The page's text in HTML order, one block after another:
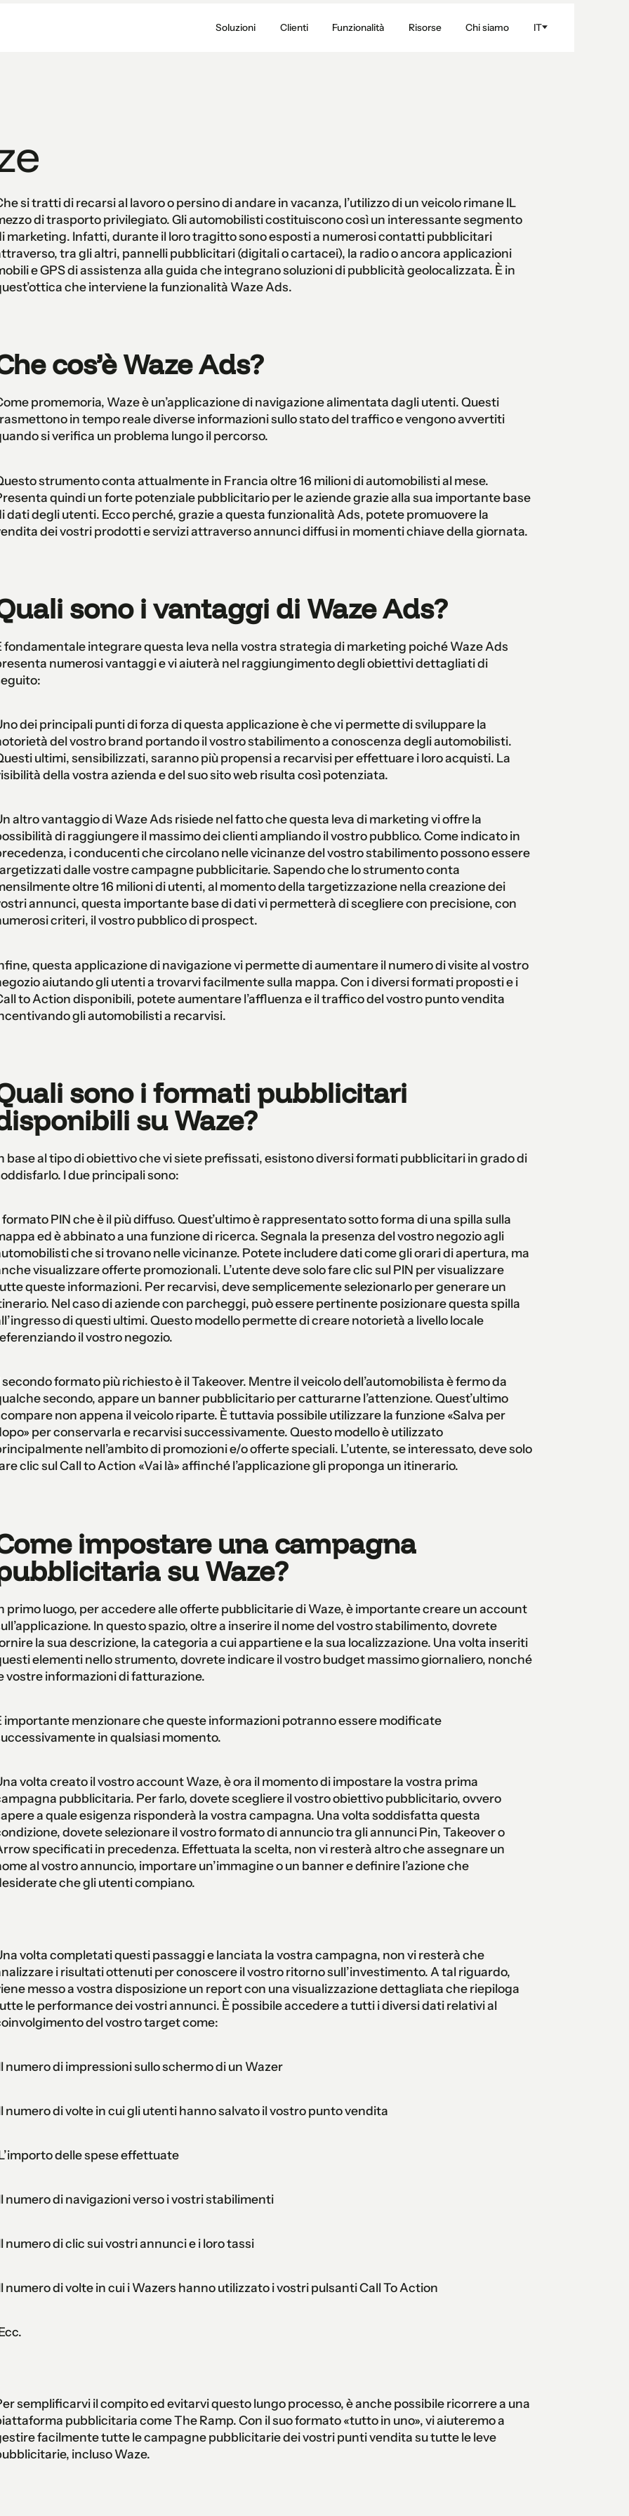
Soluzioni Clienti Funzionalità Risorse Chi siamo IT
si tratti di recarsi al lavoro o persino di andare in vacanza, l’utilizzo di un veicolo rimane IL
di trasporto privilegiato. Gli automobilisti costituiscono così un interessante segmento
marketing. Infatti, durante il loro tragitto sono esposti a numerosi contatti pubblicitari
tra gli altri, pannelli pubblicitari (digitali o cartacei), la radio o ancora applicazioni
e GPS di assistenza alla guida che integrano soluzioni di pubblicità geolocalizzata. È in
che interviene la funzionalità Waze Ads.
cos’è Waze Ads?
promemoria, Waze è un’applicazione di navigazione alimentata dagli utenti. Questi
in tempo reale diverse informazioni sullo stato del traffico e vengono avvertiti
si verifica un problema lungo il percorso.
strumento conta attualmente in Francia oltre 16 milioni di automobilisti al mese.
quindi un forte potenziale pubblicitario per le aziende grazie alla sua importante base
dati degli utenti. Ecco perché, grazie a questa funzionalità Ads, potete promuovere la
dei vostri prodotti e servizi attraverso annunci diffusi in momenti chiave della giornata.
sono i vantaggi di Waze Ads?
fondamentale integrare questa leva nella vostra strategia di marketing poiché Waze Ads
numerosi vantaggi e vi aiuterà nel raggiungimento degli obiettivi dettagliati di
dei principali punti di forza di questa applicazione è che vi permette di sviluppare la
del vostro brand portando il vostro stabilimento a conoscenza degli automobilisti.
ultimi, sensibilizzati, saranno più propensi a recarvisi per effettuare i loro acquisti. La
della vostra azienda e del suo sito web risulta così potenziata.
altro vantaggio di Waze Ads risiede nel fatto che questa leva di marketing vi offre la
di raggiungere il massimo dei clienti ampliando il vostro pubblico. Come indicato in
i conducenti che circolano nelle vicinanze del vostro stabilimento possono essere
dalle vostre campagne pubblicitarie. Sapendo che lo strumento conta
oltre 16 milioni di utenti, al momento della targetizzazione nella creazione dei
annunci, questa importante base di dati vi permetterà di scegliere con precisione, con
criteri, il vostro pubblico di prospect.
questa applicazione di navigazione vi permette di aumentare il numero di visite al vostro
aiutando gli utenti a trovarvi facilmente sulla mappa. Con i diversi formati proposti e i
to Action disponibili, potete aumentare l’affluenza e il traffico del vostro punto vendita
gli automobilisti a recarvisi.
sono i formati pubblicitari
su Waze?
base al tipo di obiettivo che vi siete prefissati, esistono diversi formati pubblicitari in grado di
I due principali sono:
formato PIN che è il più diffuso. Quest’ultimo è rappresentato sotto forma di una spilla sulla
ed è abbinato a una funzione di ricerca. Segnala la presenza del vostro negozio agli
che si trovano nelle vicinanze. Potete includere dati come gli orari di apertura, ma
visualizzare offerte promozionali. L’utente deve solo fare clic sul PIN per visualizzare
queste informazioni. Per recarvisi, deve semplicemente selezionarlo per generare un
Nel caso di aziende con parcheggi, può essere pertinente posizionare questa spilla
di questi ultimi. Questo modello permette di creare notorietà a livello locale
il vostro negozio.
secondo formato più richiesto è il Takeover. Mentre il veicolo dell’automobilista è fermo da
secondo, appare un banner pubblicitario per catturarne l’attenzione. Quest’ultimo
non appena il veicolo riparte. È tuttavia possibile utilizzare la funzione «Salva per
per conservarla e recarvisi successivamente. Questo modello è utilizzato
nell’ambito di promozioni e/o offerte speciali. L’utente, se interessato, deve solo
clic sul Call to Action «Vai là» affinché l’applicazione gli proponga un itinerario.
impostare una campagna
su Waze?
primo luogo, per accedere alle offerte pubblicitarie di Waze, è importante creare un account
In questo spazio, oltre a inserire il nome del vostro stabilimento, dovrete
la sua descrizione, la categoria a cui appartiene e la sua localizzazione. Una volta inseriti
elementi nello strumento, dovrete indicare il vostro budget massimo giornaliero, nonché
vostre informazioni di fatturazione.
importante menzionare che queste informazioni potranno essere modificate
in qualsiasi momento.
volta creato il vostro account Waze, è ora il momento di impostare la vostra prima
pubblicitaria. Per farlo, dovete scegliere il vostro obiettivo pubblicitario, ovvero
a quale esigenza risponderà la vostra campagna. Una volta soddisfatta questa
dovete selezionare il vostro formato di annuncio tra gli annunci Pin, Takeover o
specificati in precedenza. Effettuata la scelta, non vi resterà altro che assegnare un
al vostro annuncio, importare un’immagine o un banner e definire l’azione che
che gli utenti compiano.
volta completati questi passaggi e lanciata la vostra campagna, non vi resterà che
i risultati ottenuti per conoscere il vostro ritorno sull’investimento. A tal riguardo,
messo a vostra disposizione un report con una visualizzazione dettagliata che riepiloga
le performance dei vostri annunci. È possibile accedere a tutti i diversi dati relativi al
del vostro target come:
Il numero di impressioni sullo schermo di un Wazer
Il numero di volte in cui gli utenti hanno salvato il vostro punto vendita
L’importo delle spese effettuate
Il numero di navigazioni verso i vostri stabilimenti
Il numero di clic sui vostri annunci e i loro tassi
Il numero di volte in cui i Wazers hanno utilizzato i vostri pulsanti Call To Action
semplificarvi il compito ed evitarvi questo lungo processo, è anche possibile ricorrere a una
pubblicitaria come The Ramp. Con il suo formato «tutto in uno», vi aiuteremo a
facilmente tutte le campagne pubblicitarie dei vostri punti vendita su tutte le leve
incluso Waze.